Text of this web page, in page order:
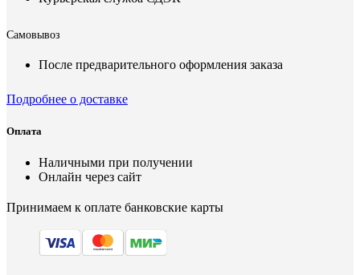
Самовывоз
После предварительного оформления заказа
Подробнее о доставке
Оплата
Наличными при получении
Онлайн через сайт
Принимаем к оплате банковские карты